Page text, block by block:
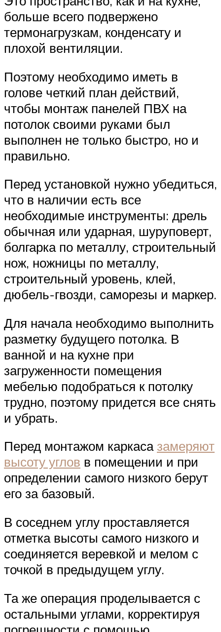
больше всего подвержено
термонагрузкам, конденсату и
плохой вентиляции.
Поэтому необходимо иметь в
голове четкий план действий,
чтобы монтаж панелей ПВХ на
потолок своими руками был
выполнен не только быстро, но и
правильно.
Перед установкой нужно убедиться,
что в наличии есть все
необходимые инструменты: дрель
обычная или ударная, шуруповерт,
болгарка по металлу, строительный
нож, ножницы по металлу,
строительный уровень, клей,
дюбель-гвозди, саморезы и маркер.
Для начала необходимо выполнить
разметку будущего потолка. В
ванной и на кухне при
загруженности помещения
мебелью подобраться к потолку
трудно, поэтому придется все снять
и убрать.
Перед монтажом каркаса замеряют
высоту углов в помещении и при
определении самого низкого берут
его за базовый.
В соседнем углу проставляется
отметка высоты самого низкого и
соединяется веревкой и мелом с
точкой в предыдущем углу.
Та же операция проделывается с
остальными углами, корректируя